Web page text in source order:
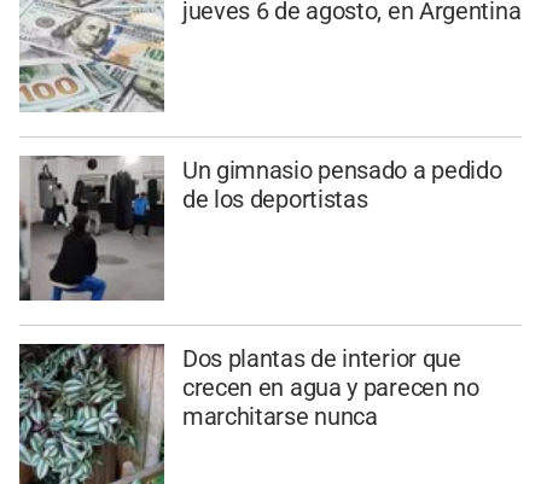
jueves 6 de agosto, en Argentina
Un gimnasio pensado a pedido
de los deportistas
Dos plantas de interior que
crecen en agua y parecen no
marchitarse nunca